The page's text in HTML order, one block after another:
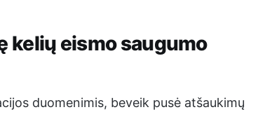
kelių eismo saugumo
duomenimis, beveik pusė atšaukimų